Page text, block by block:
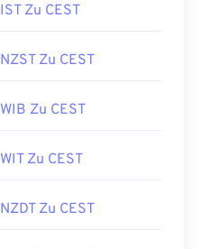
IST Zu CEST
NZST Zu CEST
WIB Zu CEST
WIT Zu CEST
NZDT Zu CEST